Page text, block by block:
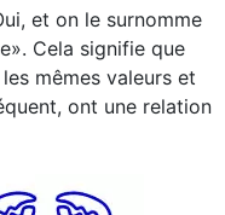
et on le surnomme
Cela signifie que
mêmes valeurs et
ont une relation